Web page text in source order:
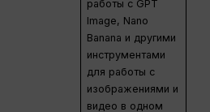
работы с GPT
Image, Nano
Banana и другими
инструментами
для работы с
изображениями и
видео в одном